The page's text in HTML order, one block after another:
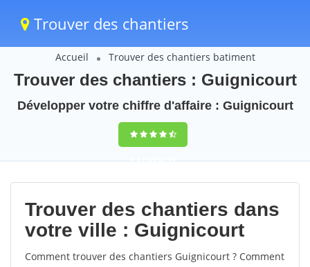
Trouver des chantiers
Accueil Trouver des chantiers batiment
Trouver des chantiers : Guignicourt
Développer votre chiffre d'affaire : Guignicourt
9,5(100%)59
votes
Trouver des chantiers dans
votre ville : Guignicourt
Comment trouver des chantiers Guignicourt ? Comment